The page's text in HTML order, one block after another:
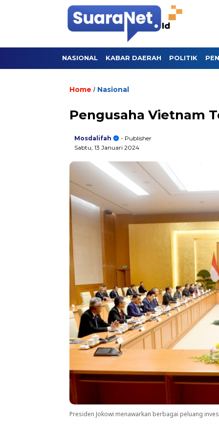
NASIONAL KABAR DAERAH POLITIK
Home / Nasional
Pengusaha Vietnam
Mosdalifah
- Publisher
Sabtu, 13 Januari 2024
Presiden Jokowi menawarkan berbagai peluang